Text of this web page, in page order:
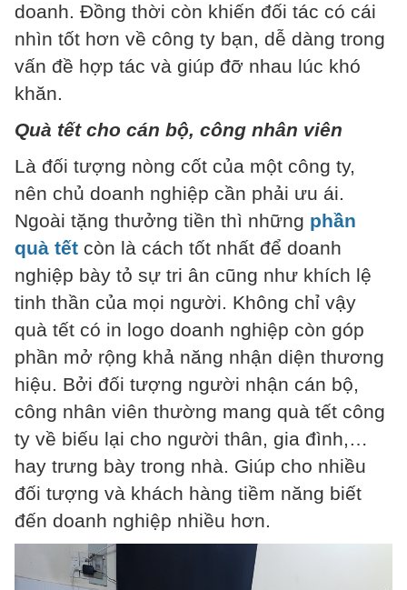
doanh. Đồng thời còn khiến đối tác có cái
nhìn tốt hơn về công ty bạn, dễ dàng trong
vấn đề hợp tác và giúp đỡ nhau lúc khó
khăn.
Quà tết cho cán bộ, công nhân viên
Là đối tượng nòng cốt của một công ty,
nên chủ doanh nghiệp cần phải ưu ái.
Ngoài tặng thưởng tiền thì những phần
quà tết còn là cách tốt nhất để doanh
nghiệp bày tỏ sự tri ân cũng như khích lệ
tinh thần của mọi người. Không chỉ vậy
quà tết có in logo doanh nghiệp còn góp
phần mở rộng khả năng nhận diện thương
hiệu. Bởi đối tượng người nhận cán bộ,
công nhân viên thường mang quà tết công
ty về biếu lại cho người thân, gia đình,…
hay trưng bày trong nhà. Giúp cho nhiều
đối tượng và khách hàng tiềm năng biết
đến doanh nghiệp nhiều hơn.